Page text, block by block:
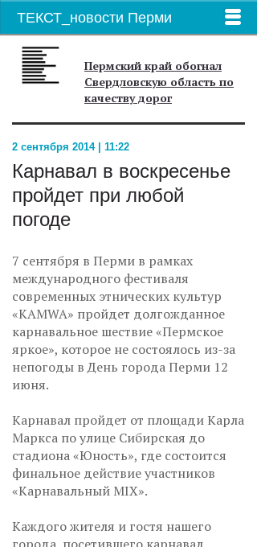
ТЕКСТ_новости Перми
Пермский край обогнал
Свердловскую область по
качеству дорог
2 сентября 2014 | 11:22
Карнавал в воскресенье
пройдет при любой
погоде
7 сентября в Перми в рамках
международного фестиваля
современных этнических культур
«KАMWA» пройдет долгожданное
карнавальное шествие «Пермское
яркое», которое не состоялось из-за
непогоды в День города Перми 12
июня.
Карнавал пройдет от площади Карла
Маркса по улице Сибирская до
стадиона «Юность», где состоится
финальное действие участников
«Карнавальный MIX».
Каждого жителя и гостя нашего